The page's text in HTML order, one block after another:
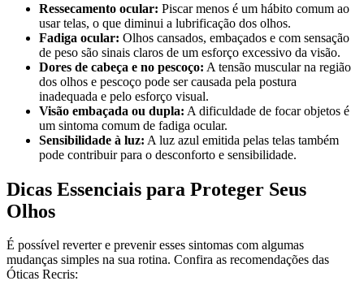
Ressecamento ocular: Piscar menos é um hábito comum ao
usar telas, o que diminui a lubrificação dos olhos.
Fadiga ocular: Olhos cansados, embaçados e com sensação
de peso são sinais claros de um esforço excessivo da visão.
Dores de cabeça e no pescoço: A tensão muscular na região
dos olhos e pescoço pode ser causada pela postura
inadequada e pelo esforço visual.
Visão embaçada ou dupla: A dificuldade de focar objetos é
um sintoma comum de fadiga ocular.
Sensibilidade à luz: A luz azul emitida pelas telas também
pode contribuir para o desconforto e sensibilidade.
Dicas Essenciais para Proteger Seus
Olhos
É possível reverter e prevenir esses sintomas com algumas
mudanças simples na sua rotina. Confira as recomendações das
Óticas Recris: